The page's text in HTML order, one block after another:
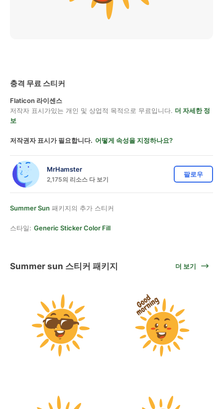
충격 무료 스티커
Flaticon 라이센스
저작자 표시가있는 개인 및 상업적 목적으로 무료입니다. 더 자세한 정
보
저작권자 표시가 필요합니다. 어떻게 속성을 지정하나요?
MrHamster
2,175의 리소스 다 보기
팔로우
Summer Sun 패키지의 추가 스티커
스타일: Generic Sticker Color Fill
Summer sun 스티커 패키지 더 보기